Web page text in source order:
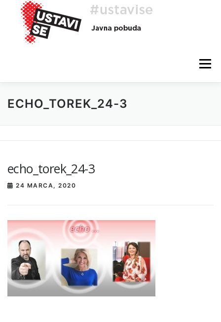
Preskoči
vsebino
Meni
O AKCIJI HEJ, TI, #USTAVISE
ECHO_TOREK_24-3
echo_torek_24-3
24 MARCA, 2020